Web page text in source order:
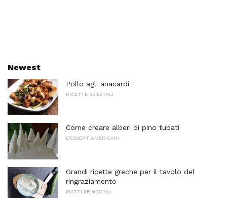
Newest
Pollo agli anacardi
RICETTE VEGETALI
Come creare alberi di pino tubati
DESSERT AMERICANI
Grandi ricette greche per il tavolo del
ringraziamento
PIATTI PRINCIPALI